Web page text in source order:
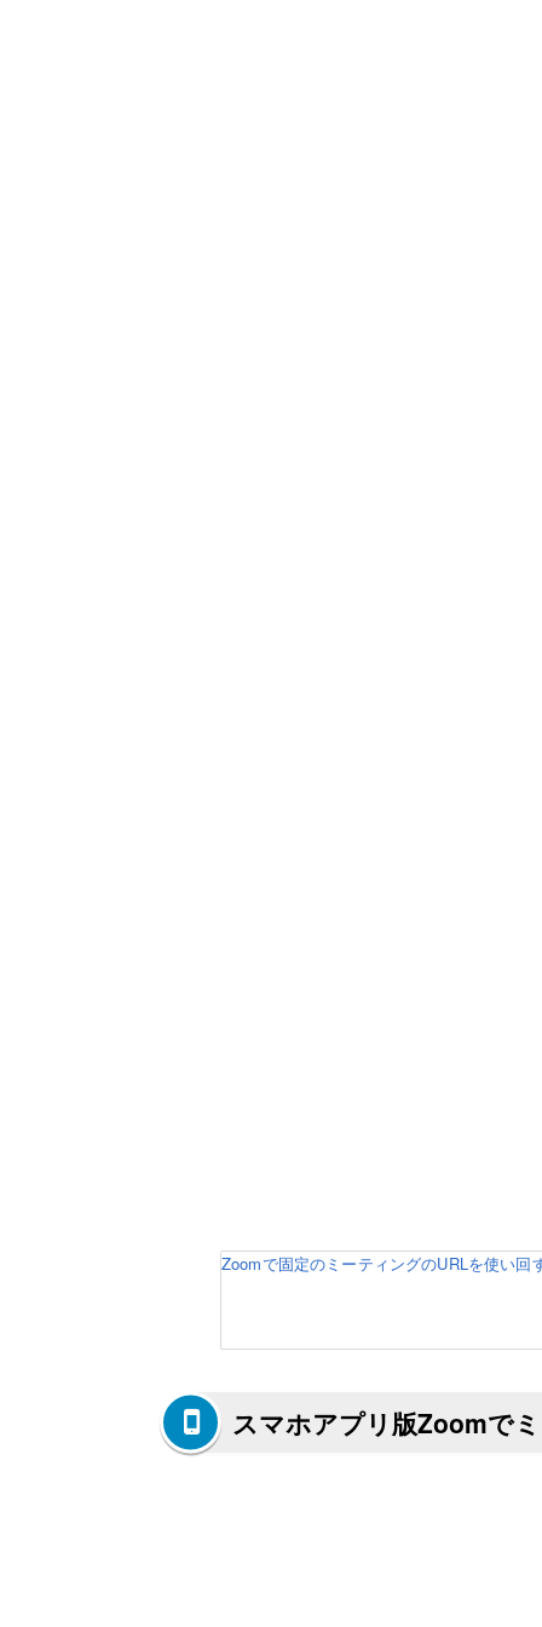
Zoomで固定のミーティングのURLを使い回
スマホアプリ版Zoomで